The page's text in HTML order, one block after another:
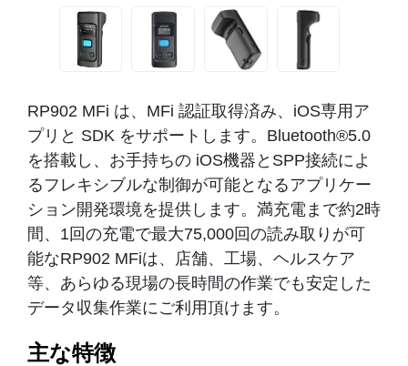
RP902 MFi は、MFi 認証取得済み、iOS専用ア
プリと SDK をサポートします。Bluetooth®5.0
を搭載し、お手持ちの iOS機器とSPP接続によ
るフレキシブルな制御が可能となるアプリケー
ション開発環境を提供します。満充電まで約2時
間、1回の充電で最大75,000回の読み取りが可
能なRP902 MFiは、店舗、工場、ヘルスケア
等、あらゆる現場の長時間の作業でも安定した
データ収集作業にご利用頂けます。
主な特徴